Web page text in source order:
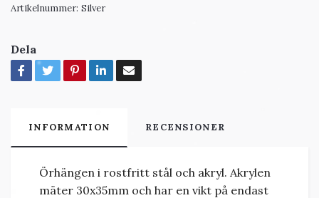
Artikelnummer: Silver
Dela
INFORMATION RECENSIONER
Örhängen i rostfritt stål och akryl. Akrylen
mäter 30x35mm och har en vikt på endast